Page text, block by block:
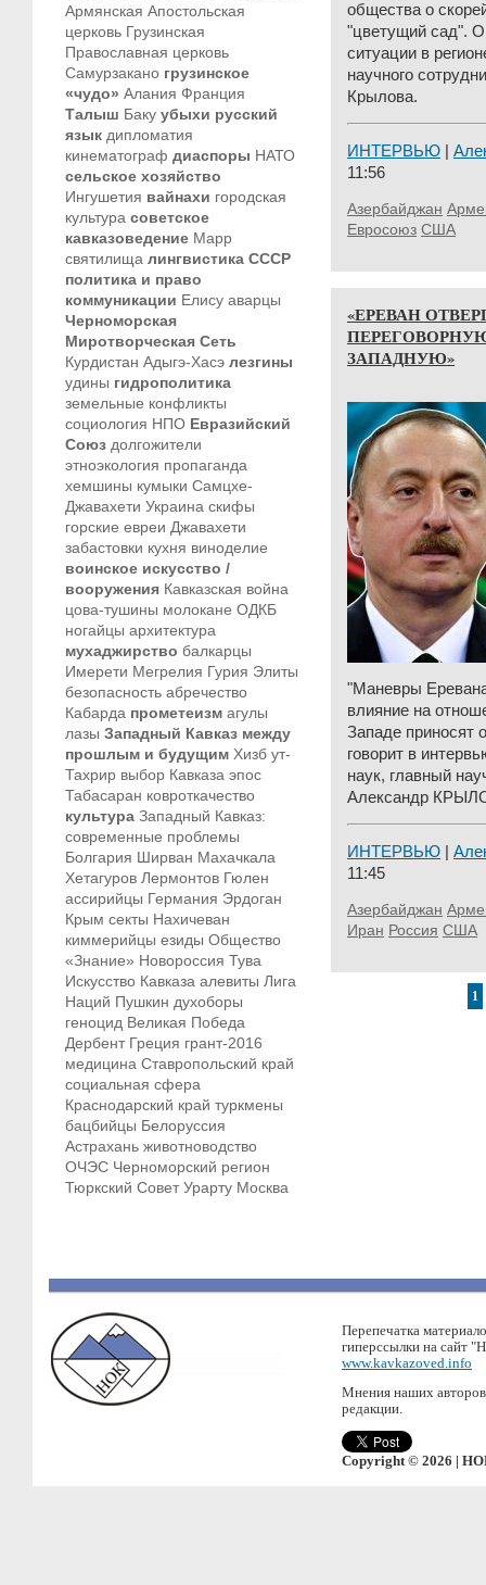
Армянская Апостольская
церковь Грузинская
Православная церковь
Самурзакано грузинское
«чудо» Алания Франция
Талыш Баку убыхи русский
язык дипломатия
кинематограф диаспоры НАТО
сельское хозяйство
Ингушетия вайнахи городская
культура советское
кавказоведение Марр
святилища лингвистика СССР
политика и право
коммуникации Елису аварцы
Черноморская
Миротворческая Сеть
Курдистан Адыгэ-Хасэ лезгины
удины гидрополитика
земельные конфликты
социология НПО Евразийский
Союз долгожители
этноэкология пропаганда
хемшины кумыки Самцхе-
Джавахети Украина скифы
горские евреи Джавахети
забастовки кухня виноделие
воинское искусство /
вооружения Кавказская война
цова-тушины молокане ОДКБ
ногайцы архитектура
мухаджирство балкарцы
Имерети Мегрелия Гурия Элиты
безопасность абречество
Кабарда прометеизм агулы
лазы Западный Кавказ между
прошлым и будущим Хизб ут-
Тахрир выбор Кавказа эпос
Табасаран ковроткачество
культура Западный Кавказ:
современные проблемы
Болгария Ширван Махачкала
Хетагуров Лермонтов Гюлен
ассирийцы Германия Эрдоган
Крым секты Нахичеван
киммерийцы езиды Общество
«Знание» Новороссия Тува
Искусство Кавказа алевиты Лига
Наций Пушкин духоборы
геноцид Великая Победа
Дербент Греция грант-2016
медицина Ставропольский край
социальная сфера
Краснодарский край туркмены
бацбийцы Белоруссия
Астрахань животноводство
ОЧЭС Черноморский регион
Тюркский Совет Урарту Москва
общества о
"цветущий сад". О
ситуации в
научного
Крылова.
ИНТЕРВЬЮ
11:56
Азербайджан
Евросоюз США
«ЕРЕВАН
ЗАПАДНУЮ»
"Mаневры
влияние на
Западе приносят
говорит в
наук, главный
Александр
ИНТЕРВЬЮ
11:45
Азербайджан
Иран Россия США
1
Перепечатка
гиперссылки на сайт
www.kavkazoved.info
Мнения наших авторов
редакции.
Copyright © 2026 |